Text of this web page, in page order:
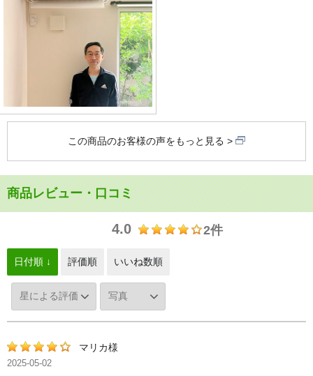
この商品のお客様の声をもっと見る
商品レビュー・口コミ
4.0 2件
日付順 ↓ 評価順 いいね数順
マリカ様
2025-05-02